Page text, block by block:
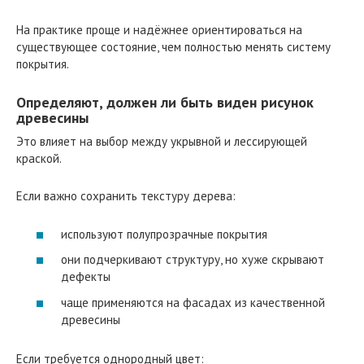
На практике проще и надёжнее ориентироваться на
существующее состояние, чем полностью менять систему
покрытия.
Определяют, должен ли быть виден рисунок
древесины
Это влияет на выбор между укрывной и лессирующей
краской.
Если важно сохранить текстуру дерева:
используют полупрозрачные покрытия
они подчеркивают структуру, но хуже скрывают
дефекты
чаще применяются на фасадах из качественной
древесины
Если требуется однородный цвет: